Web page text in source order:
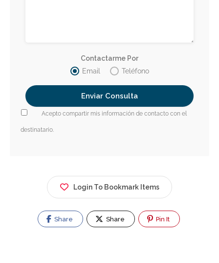
Contactarme Por
Email
Teléfono
Acepto compartir mis información de contacto con el
destinatario.
Login To Bookmark Items
Share Share Pin It